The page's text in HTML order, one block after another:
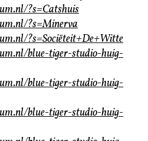
?s=Catshuis
?s=Minerva
?s=Sociëteit+De+Witte
blue-tiger-studio-huig-
blue-tiger-studio-huig-
blue-tiger-studio-huig-